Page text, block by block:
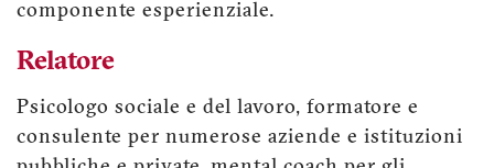
componente esperienziale.
Relatore
Psicologo sociale e del lavoro, formatore e
consulente per numerose aziende e istituzioni